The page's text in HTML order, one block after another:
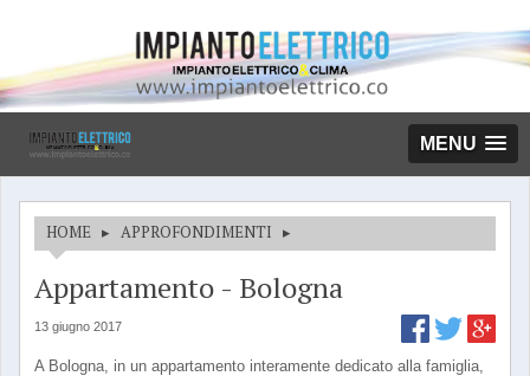
MENU
HOME ▸ APPROFONDIMENTI ▸
Appartamento - Bologna
13 giugno 2017
A Bologna, in un appartamento interamente dedicato alla famiglia,